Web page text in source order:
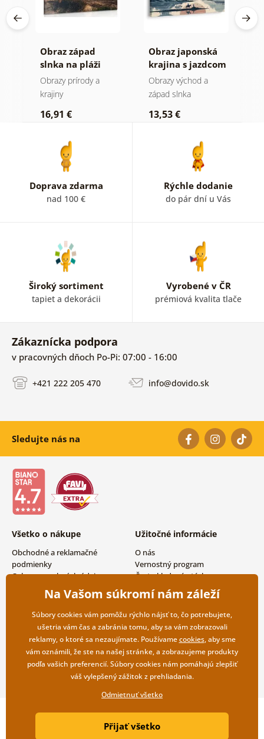
Obraz západ
slnka na pláži
Obrazy prírody a
krajiny
16,91 €
Obraz japonská
krajina s jazdcom
Obrazy východ a
západ slnka
13,53 €
Doprava zdarma
nad 100 €
Rýchle dodanie
do pár dní u Vás
Široký sortiment
tapiet a dekorácii
Vyrobené v ČR
prémiová kvalita tlače
Zákaznícka podpora
v pracovných dňoch Po-Pi: 07:00 - 16:00
+421 222 205 470 info@dovido.sk
Sledujte nás na
Všetko o nákupe
Obchodné a reklamačné
podmienky
Ochrana osobných údajov
Možnosti dopravy a platby
Vrátenie tovaru
Užitočné informácie
O nás
Vernostný program
Často kladené otázky
Magazín
Kontakty
Veľkoobchodná spolupráca
Copyright ©2019 © Dovido.sk.
Litvanyi.sk| E-shop vytvorila
Na Vašom súkromí nám záleží
Súbory cookies vám pomôžu rýchlo nájsť to, čo potrebujete,
ušetria vám čas a zabránia tomu, aby sa vám zobrazovali
reklamy, o ktoré sa nezaujímate. Používamecookies, aby sme
vám oznámili, že ste na našej stránke, a zobrazujeme produkty
podľa vašich preferencií. Súbory cookies nám pomáhajú zlepšiť
váš vylepšený zážitok z prehliadania.
Odmietnuť všetko
Přijať všetko